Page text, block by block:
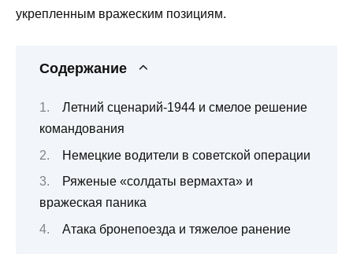
укрепленным вражеским позициям.
Содержание
Летний сценарий-1944 и смелое решение
командования
Немецкие водители в советской операции
Ряженые «солдаты вермахта» и
вражеская паника
Атака бронепоезда и тяжелое ранение